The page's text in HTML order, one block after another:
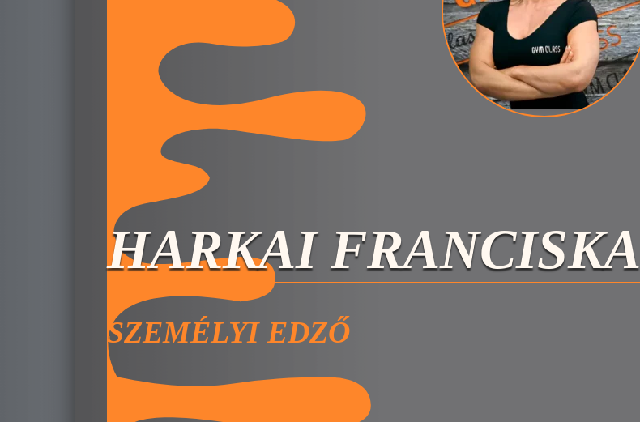
HARKAI FRANCISKA
SZEMÉLYI EDZŐ